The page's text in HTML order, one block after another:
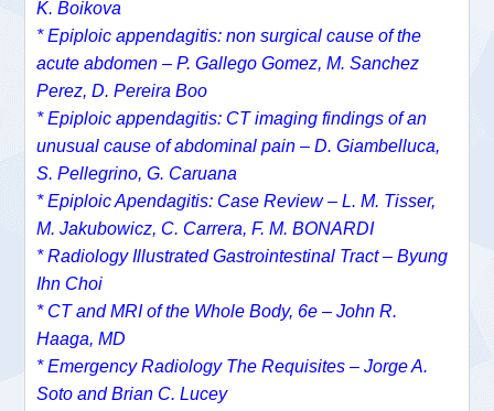
K. Boikova
* Epiploic appendagitis: non surgical cause of the
acute abdomen – P. Gallego Gomez, M. Sanchez
Perez, D. Pereira Boo
* Epiploic appendagitis: CT imaging findings of an
unusual cause of abdominal pain – D. Giambelluca,
S. Pellegrino, G. Caruana
* Epiploic Apendagitis: Case Review – L. M. Tisser,
M. Jakubowicz, C. Carrera, F. M. BONARDI
* Radiology Illustrated Gastrointestinal Tract – Byung
Ihn Choi
* CT and MRI of the Whole Body, 6e – John R.
Haaga, MD
* Emergency Radiology The Requisites – Jorge A.
Soto and Brian C. Lucey